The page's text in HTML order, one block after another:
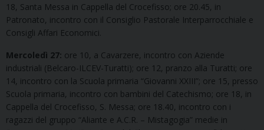
18, Santa Messa in Cappella del Crocefisso; ore 20.45, in
Patronato, incontro con il Consiglio Pastorale Interparrocchiale e
Consigli Affari Economici.
Mercoledì 27: ore 10, a Cavarzere, incontro con Aziende
industriali (Belcaro-ILCEV-Turatti); ore 12, pranzo alla Turatti; ore
14, incontro con la Scuola primaria “Giovanni XXIII”; ore 15, presso
Scuola primaria, incontro con bambini del Catechismo; ore 18, in
Cappella del Crocefisso, S. Messa; ore 18.40, incontro con i
ragazzi del gruppo “Aliante e A.C.R. – Mistagogia” medie in